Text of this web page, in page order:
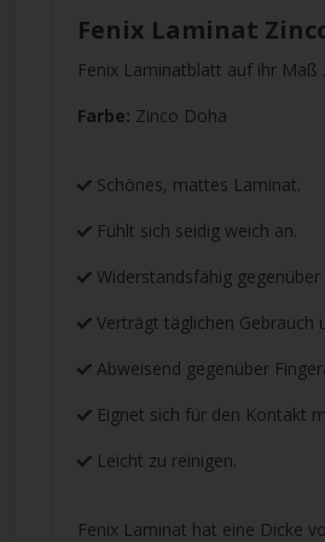
Fenix Laminat
Fenix Laminatblatt auf ihr
Farbe: Zinco Doha
Schönes, mattes Laminat.
Fühlt sich seidig weich an.
Widerstandsfähig
Verträgt täglichen Gebrauch
Abweisend gegenüber
Eignet sich für den Kontakt
Leicht zu reinigen.
Fenix Laminat hat eine Dicke